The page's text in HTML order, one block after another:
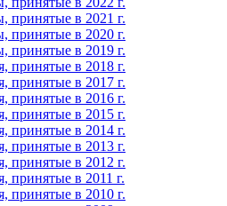
принятые в 2021 г.
принятые в 2020 г.
принятые в 2019 г.
принятые в 2018 г.
принятые в 2017 г.
принятые в 2016 г.
принятые в 2015 г.
принятые в 2014 г.
принятые в 2013 г.
принятые в 2012 г.
принятые в 2011 г.
принятые в 2010 г.